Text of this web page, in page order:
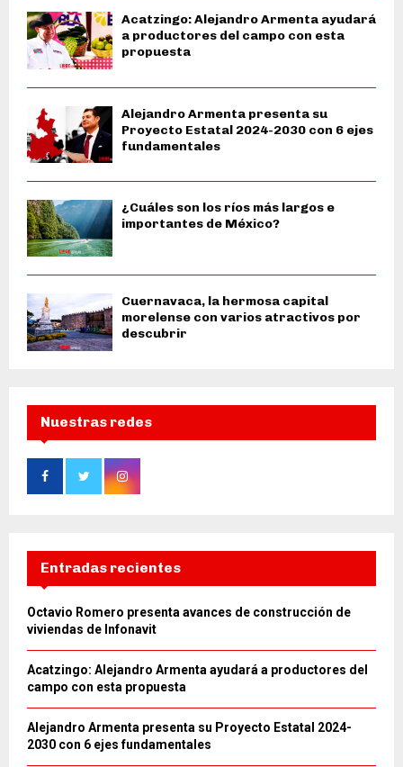
Acatzingo: Alejandro Armenta ayudará
a productores del campo con esta
propuesta
Alejandro Armenta presenta su
Proyecto Estatal 2024-2030 con 6 ejes
fundamentales
¿Cuáles son los ríos más largos e
importantes de México?
Cuernavaca, la hermosa capital
morelense con varios atractivos por
descubrir
Nuestras redes
Entradas recientes
Octavio Romero presenta avances de construcción de
viviendas de Infonavit
Acatzingo: Alejandro Armenta ayudará a productores del
campo con esta propuesta
Alejandro Armenta presenta su Proyecto Estatal 2024-
2030 con 6 ejes fundamentales